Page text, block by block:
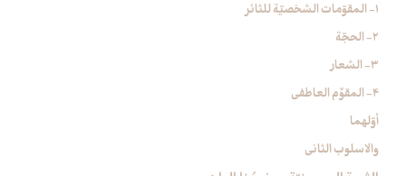
1- المقوّمات الشخصيّة للثائر
2- الحجّة
3- الشعار
4- المقوِّم العاطفي
أوّلهما
والاسلوب الثاني